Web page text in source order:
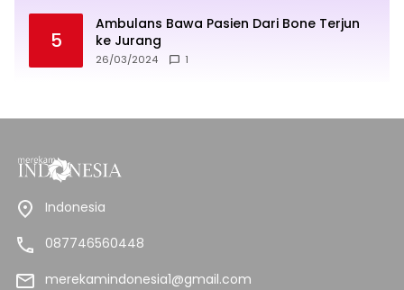
5
Ambulans Bawa Pasien Dari Bone Terjun
ke Jurang
26/03/2024 1
Indonesia
087746560448
merekamindonesia1@gmail.com